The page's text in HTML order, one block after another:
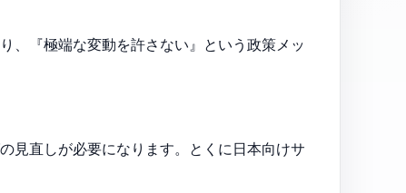
、『極端な変動を許さない』という政策メッ
見直しが必要になります。とくに日本向けサ